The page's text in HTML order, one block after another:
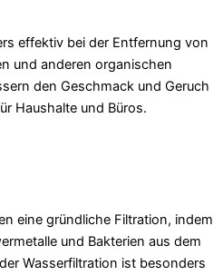
effektiv bei der Entfernung von
und anderen organischen
den Geschmack und Geruch
Haushalte und Büros.
eine gründliche Filtration, indem
und Bakterien aus dem
Wasserfiltration ist besonders